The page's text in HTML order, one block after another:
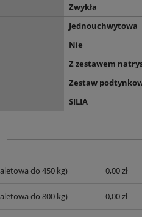
Zwykła
Jednouchwytowa
Nie
Z zestawem
Zestaw
SILIA
NIE ZAWIERA EWENTUALNYCH
do 450 kg) 0,00 zł
do 800 kg) 0,00 zł